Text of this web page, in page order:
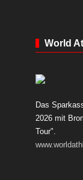
World
Das
2026 mit
Tour".